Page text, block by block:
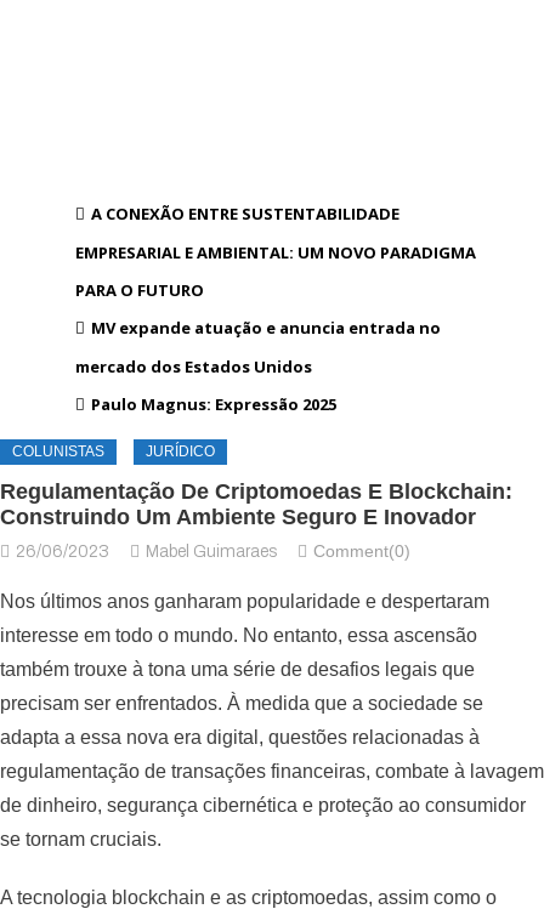
A CONEXÃO ENTRE SUSTENTABILIDADE
EMPRESARIAL E AMBIENTAL: UM NOVO PARADIGMA
PARA O FUTURO
MV expande atuação e anuncia entrada no
mercado dos Estados Unidos
Paulo Magnus: Expressão 2025
COLUNISTAS JURÍDICO
Regulamentação De Criptomoedas E Blockchain:
Construindo Um Ambiente Seguro E Inovador
26/06/2023 Mabel Guimaraes Comment(0)
Nos últimos anos ganharam popularidade e despertaram
interesse em todo o mundo. No entanto, essa ascensão
também trouxe à tona uma série de desafios legais que
precisam ser enfrentados. À medida que a sociedade se
adapta a essa nova era digital, questões relacionadas à
regulamentação de transações financeiras, combate à lavagem
de dinheiro, segurança cibernética e proteção ao consumidor
se tornam cruciais.
A tecnologia blockchain e as criptomoedas, assim como o